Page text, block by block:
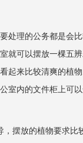
处理的公务都是会
就可以摆放一棵五
起来比较清爽的植
室内的文件柜上可
摆放的植物要求